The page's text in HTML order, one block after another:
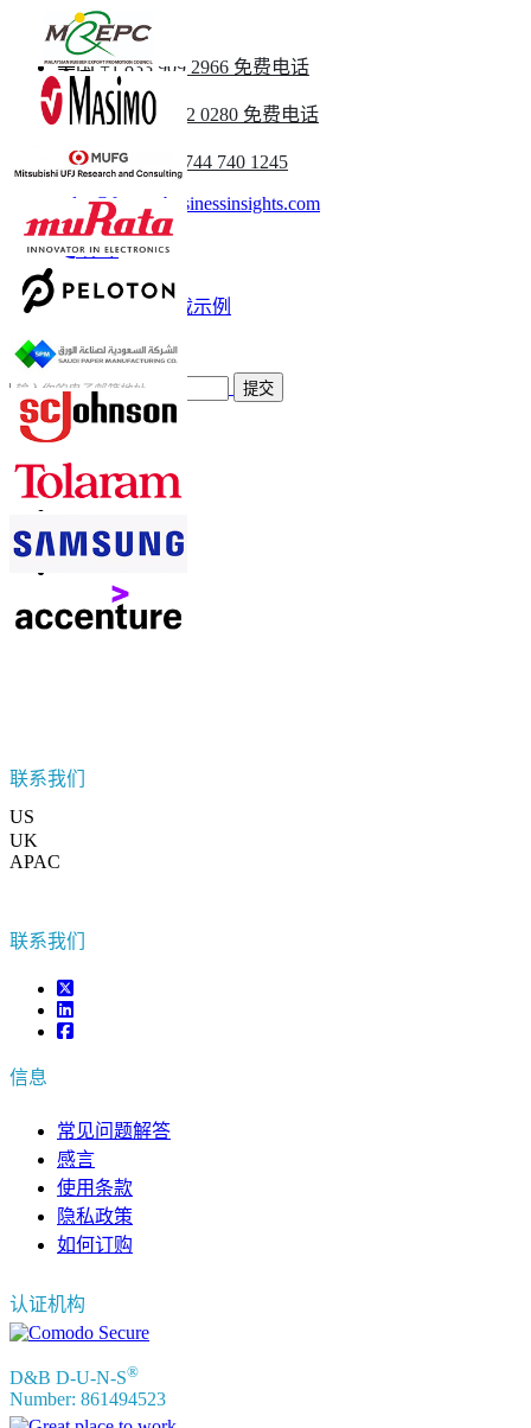
请与我们联系
美国+1 833 909 2966 免费电话
英国+44 808 502 0280 免费电话
(亚太地区) +91 744 740 1245
sales@fortunebusinessinsights.com
称呼
电子邮件
下载示例
订阅新闻通讯
提交
信任在线
联系我们
US
UK
APAC
联系我们
信息
常见问题解答
感言
使用条款
隐私政策
如何订购
认证机构
D&B D-U-N-S®
Number: 861494523